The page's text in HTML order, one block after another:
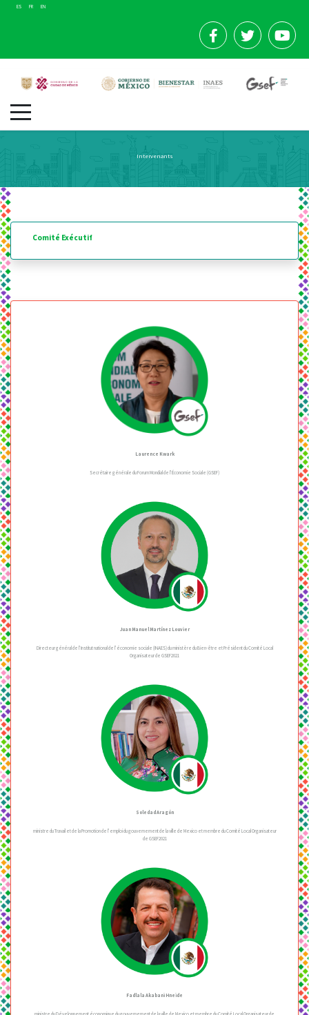
ES FR EN
Intervenants
Comité Exécutif
Laurence Kwark
Secrétaire générale du Forum Mondial de l’Économie Sociale (GSEF)
Juan Manuel Martínez Louvier
Directeur général de l’Institut national de l’économie sociale (INAES) du ministère du Bien-être et Président du Comité Local
Organisateur de GSEF2021
Soledad Aragón
ministre du Travail et de la Promotion de l’emploi du gouvernement de la ville de Mexico et membre du Comité Local Organisateur
de GSEF2021
Fadlala Akabani Hneide